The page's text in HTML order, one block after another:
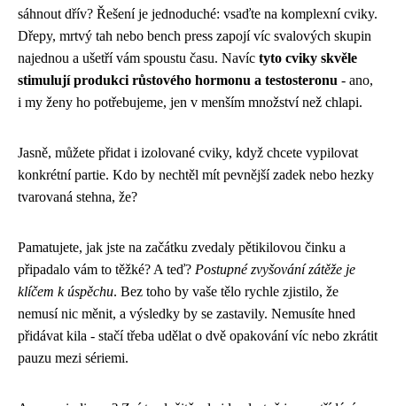
sáhnout dřív? Řešení je jednoduché: vsaďte na komplexní cviky.
Dřepy, mrtvý tah nebo bench press zapojí víc svalových skupin
najednou a ušetří vám spoustu času. Navíc tyto cviky skvěle
stimulují produkci růstového hormonu a testosteronu - ano,
i my ženy ho potřebujeme, jen v menším množství než chlapi.
Jasně, můžete přidat i izolované cviky, když chcete vypilovat
konkrétní partie. Kdo by nechtěl mít pevnější zadek nebo hezky
tvarovaná stehna, že?
Pamatujete, jak jste na začátku zvedaly pětikilovou činku a
připadalo vám to těžké? A teď? Postupné zvyšování zátěže je
klíčem k úspěchu. Bez toho by vaše tělo rychle zjistilo, že
nemusí nic měnit, a výsledky by se zastavily. Nemusíte hned
přidávat kila - stačí třeba udělat o dvě opakování víc nebo zkrátit
pauzu mezi sériemi.